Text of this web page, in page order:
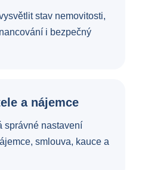
stav nemovitosti,
i bezpečný
a nájemce
správné nastavení
smlouva, kauce a